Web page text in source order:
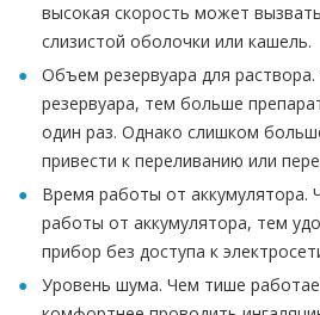
высокая скорость может
слизистой оболочки или кашель.
Объем резервуара для
резервуара, тем больше
один раз. Однако слишком
привести к переливанию или
Время работы от аккумулятора.
работы от аккумулятора, тем
прибор без доступа к
Уровень шума. Чем тише